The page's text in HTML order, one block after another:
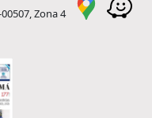
Zona 4